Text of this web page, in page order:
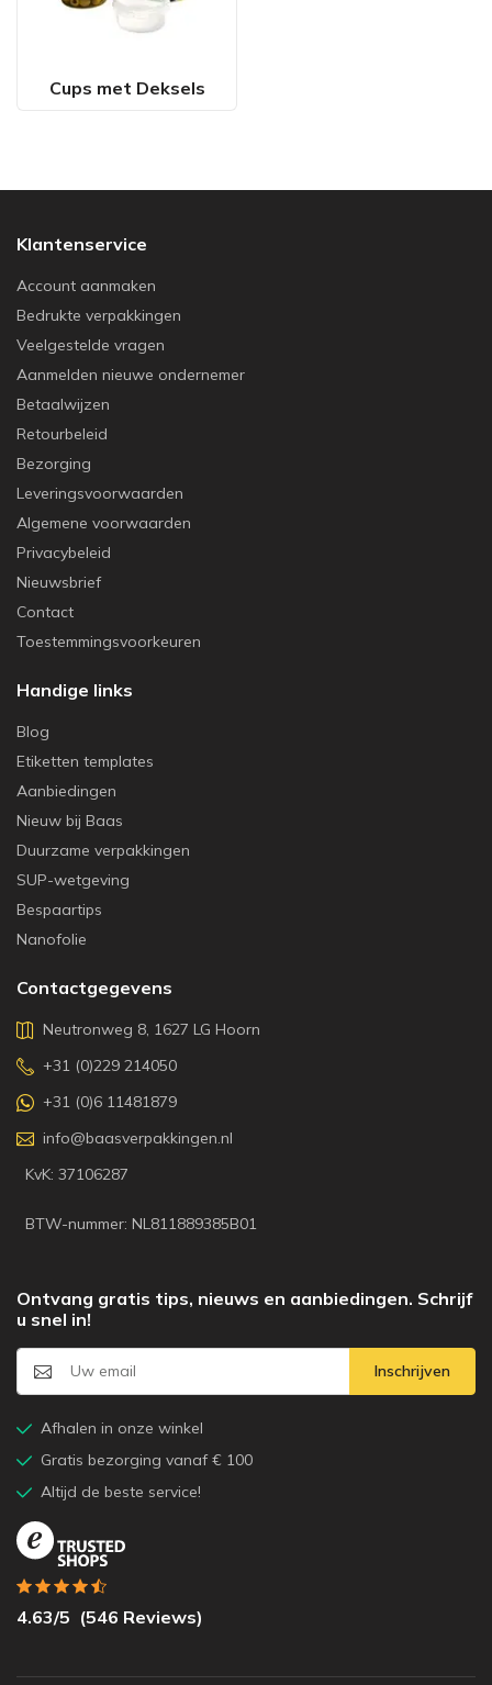
Cups met Deksels
Klantenservice
Account aanmaken
Bedrukte verpakkingen
Veelgestelde vragen
Aanmelden nieuwe ondernemer
Betaalwijzen
Retourbeleid
Bezorging
Leveringsvoorwaarden
Algemene voorwaarden
Privacybeleid
Nieuwsbrief
Contact
Toestemmingsvoorkeuren
Handige links
Blog
Etiketten templates
Aanbiedingen
Nieuw bij Baas
Duurzame verpakkingen
SUP-wetgeving
Bespaartips
Nanofolie
Contactgegevens
Neutronweg 8, 1627 LG Hoorn
+31 (0)229 214050
+31 (0)6 11481879
info@baasverpakkingen.nl
KvK: 37106287
BTW-nummer: NL811889385B01
Ontvang gratis tips, nieuws en aanbiedingen. Schrijf
u snel in!
Inschrijven
Afhalen in onze winkel
Gratis bezorging vanaf € 100
Altijd de beste service!
4.63/5 (546 Reviews)